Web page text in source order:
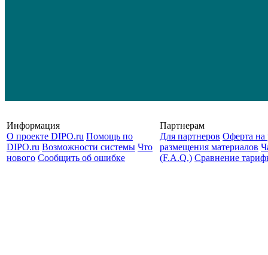
Информация
О проекте DIPO.ru Помощь по
DIPO.ru Возможности системы Что
нового Сообщить об ошибке
Партнерам
Для партнеров Оферта на
размещения материалов
(F.A.Q.) Cравнение